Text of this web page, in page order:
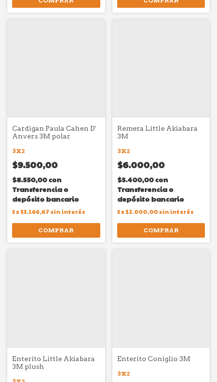
Cardigan Paula Cahen D'
Anvers 3M polar
3X2
$9.500,00
$8.550,00con
Transferencia o
depósito bancario
3x$3.166,67 sin interés
COMPRAR
Remera Little Akiabara
3M
3X2
$6.000,00
$5.400,00con
Transferencia o
depósito bancario
3x$2.000,00 sin interés
COMPRAR
Enterito Little Akiabara
3M plush
Enterito Coniglio 3M
3X2